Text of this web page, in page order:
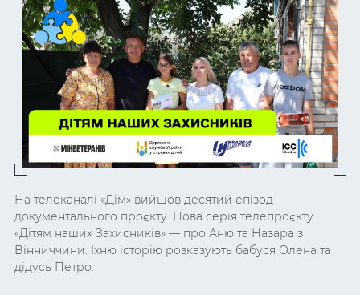
На телеканалі «Дім» вийшов десятий епізод
документального проєкту. Нова серія телепроєкту
«Дітям наших Захисників» — про Аню та Назара з
Вінниччини. Їхню історію розказують бабуся Олена та
дідусь Петро.